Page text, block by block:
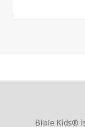
Bible Kids®